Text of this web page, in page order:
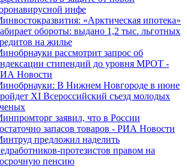
инфе
«Арктическая ипотека»
обороты: выдано 1,2 тыс. льготных
на жилье
рассмотрит запрос об
стипендий до уровня МРОТ -
Новости
В Нижнем Новгороде в июне
XI Всероссийский съезд молодых
заявил, что в России
запасов товаров - РИА Новости
предложил наделить
протезистов правом на
пенсию